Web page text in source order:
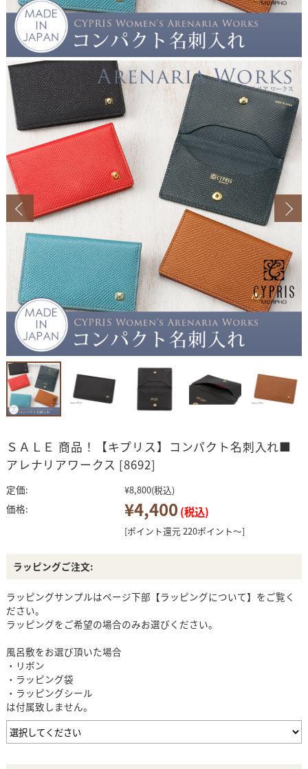
ＳＡＬＥ 商品！【キプリス】コンパクト名刺入れ■
アレナリアワークス [8692]
定価: ¥8,800(税込)
価格: ¥4,400 (税込)
[ポイント還元 220ポイント～]
ラッピングご注文:
ラッピングサンプルはページ下部【ラッピングについて】をご覧く
ださい。
ラッピングをご希望の場合のみお選びください。
風呂敷をお選び頂いた場合
・リボン
・ラッピング袋
・ラッピングシール
は付属致しません。